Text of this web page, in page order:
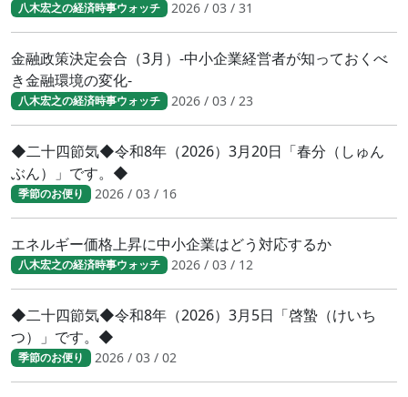
八木宏之の経済時事ウォッチ 2026 / 03 / 31
金融政策決定会合（3月）-中小企業経営者が知っておくべ
き金融環境の変化-
八木宏之の経済時事ウォッチ 2026 / 03 / 23
◆二十四節気◆令和8年（2026）3月20日「春分（しゅん
ぶん）」です。◆
季節のお便り 2026 / 03 / 16
エネルギー価格上昇に中小企業はどう対応するか
八木宏之の経済時事ウォッチ 2026 / 03 / 12
◆二十四節気◆令和8年（2026）3月5日「啓蟄（けいち
つ）」です。◆
季節のお便り 2026 / 03 / 02